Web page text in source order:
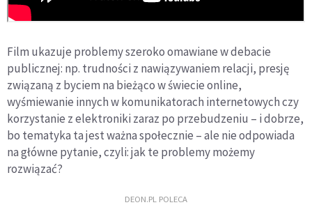
Film ukazuje problemy szeroko omawiane w debacie
publicznej: np. trudności z nawiązywaniem relacji, presję
związaną z byciem na bieżąco w świecie online,
wyśmiewanie innych w komunikatorach internetowych czy
korzystanie z elektroniki zaraz po przebudzeniu – i dobrze,
bo tematyka ta jest ważna społecznie – ale nie odpowiada
na główne pytanie, czyli: jak te problemy możemy
rozwiązać?
DEON.PL POLECA